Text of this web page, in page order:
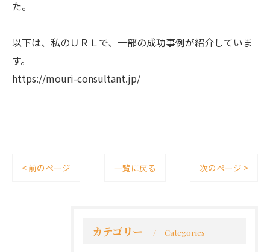
た。
以下は、私のＵＲＬで、一部の成功事例が紹介していま
す。
https://mouri-consultant.jp/
< 前のページ 一覧に戻る 次のページ >
カテゴリー Categories